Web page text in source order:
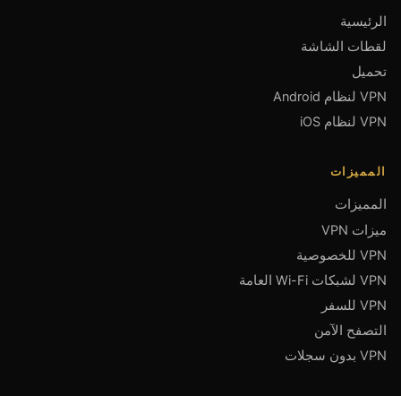
الرئيسية
لقطات الشاشة
تحميل
VPN لنظام Android
VPN لنظام iOS
المميزات
المميزات
ميزات VPN
VPN للخصوصية
VPN لشبكات Wi-Fi العامة
VPN للسفر
التصفح الآمن
VPN بدون سجلات